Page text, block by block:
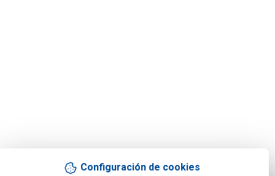
Configuración de cookies